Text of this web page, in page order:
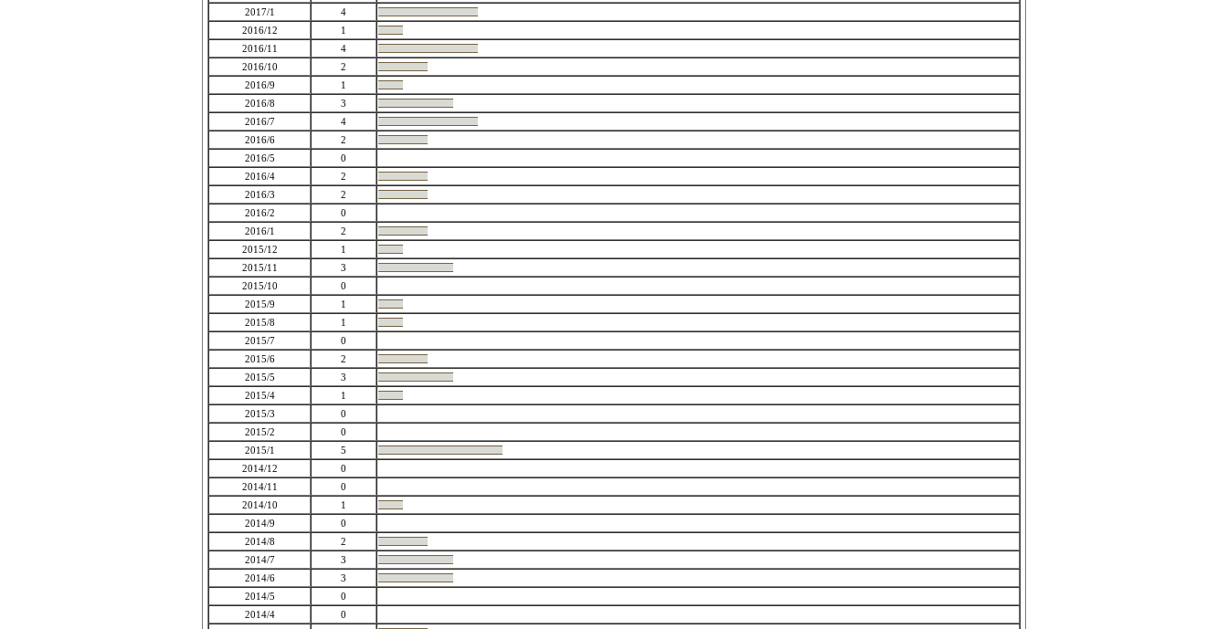
2017/1
4
2016/12
1
2016/11
4
2016/10
2
2016/9
1
2016/8
3
2016/7
4
2016/6
2
2016/5
0
2016/4
2
2016/3
2
2016/2
0
2016/1
2
2015/12
1
2015/11
3
2015/10
0
2015/9
1
2015/8
1
2015/7
0
2015/6
2
2015/5
3
2015/4
1
2015/3
0
2015/2
0
2015/1
5
2014/12
0
2014/11
0
2014/10
1
2014/9
0
2014/8
2
2014/7
3
2014/6
3
2014/5
0
2014/4
0